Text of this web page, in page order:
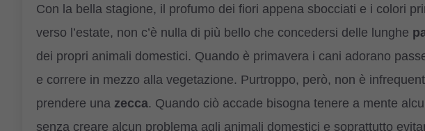
Con la bella stagione, il profumo dei fiori appena sbocciati e i colori
verso l’estate, non c’è nulla di più bello che concedersi delle lunghe
dei propri animali domestici. Quando è primavera i cani adorano
e correre in mezzo alla vegetazione. Purtroppo, però, non è
prendere una zecca. Quando ciò accade bisogna tenere a mente
senza creare alcun problema agli animali domestici e soprattutto